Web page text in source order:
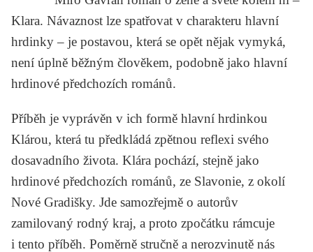
Klara. Návaznost lze spatřovat v charakteru hlavní
hrdinky – je postavou, která se opět nějak vymyká,
není úplně běžným člověkem, podobně jako hlavní
hrdinové předchozích románů.
Příběh je vyprávěn v ich formě hlavní hrdinkou
Klárou, která tu předkládá zpětnou reflexi svého
dosavadního života. Klára pochází, stejně jako
hrdinové předchozích románů, ze Slavonie, z okolí
Nové Gradišky. Jde samozřejmě o autorův
zamilovaný rodný kraj, a proto zpočátku rámcuje
i tento příběh. Poměrně stručně a nerozvinutě nás